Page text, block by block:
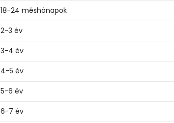
18-24 měshónapok
2-3 év
3-4 év
4-5 év
5-6 év
6-7 év